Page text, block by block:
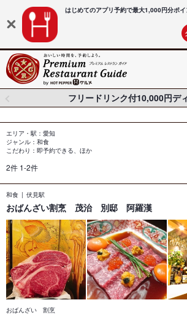
はじめてのアプリ予約で最大1,000円分ポイ
フリードリンク付10,000円デ
エリア・駅：愛知
ジャンル：和食
こだわり：即予約できる、ほか
2件 1-2件
和食 伏見駅
おばんざい割烹 茂治 別邸 阿羅漢
おばんざい 割烹